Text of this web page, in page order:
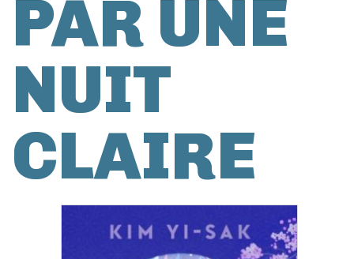
PAR UNE
NUIT
CLAIRE